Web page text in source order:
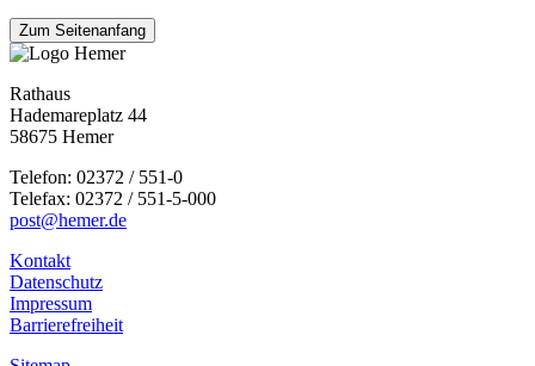
Zum Seitenanfang
Rathaus
Hademareplatz 44
58675 Hemer
Telefon: 02372 / 551-0
Telefax: 02372 / 551-5-000
post@hemer.de
Kontakt
Datenschutz
Impressum
Barrierefreiheit